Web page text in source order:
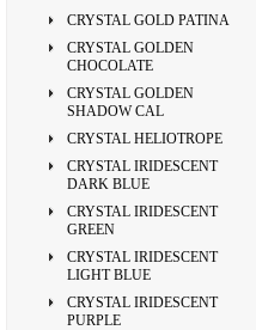
CRYSTAL GOLD PATINA
CRYSTAL GOLDEN
CHOCOLATE
CRYSTAL GOLDEN
SHADOW CAL
CRYSTAL HELIOTROPE
CRYSTAL IRIDESCENT
DARK BLUE
CRYSTAL IRIDESCENT
GREEN
CRYSTAL IRIDESCENT
LIGHT BLUE
CRYSTAL IRIDESCENT
PURPLE